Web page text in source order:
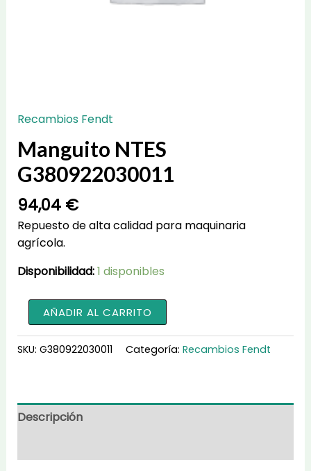
Recambios Fendt
Manguito NTES
G380922030011
94,04 €
Repuesto de alta calidad para maquinaria
agrícola.
Disponibilidad:1 disponibles
Manguito
NTES
G380922030011
AÑADIR AL CARRITO
SKU: G380922030011 Categoría: Recambios Fendt
Descripción